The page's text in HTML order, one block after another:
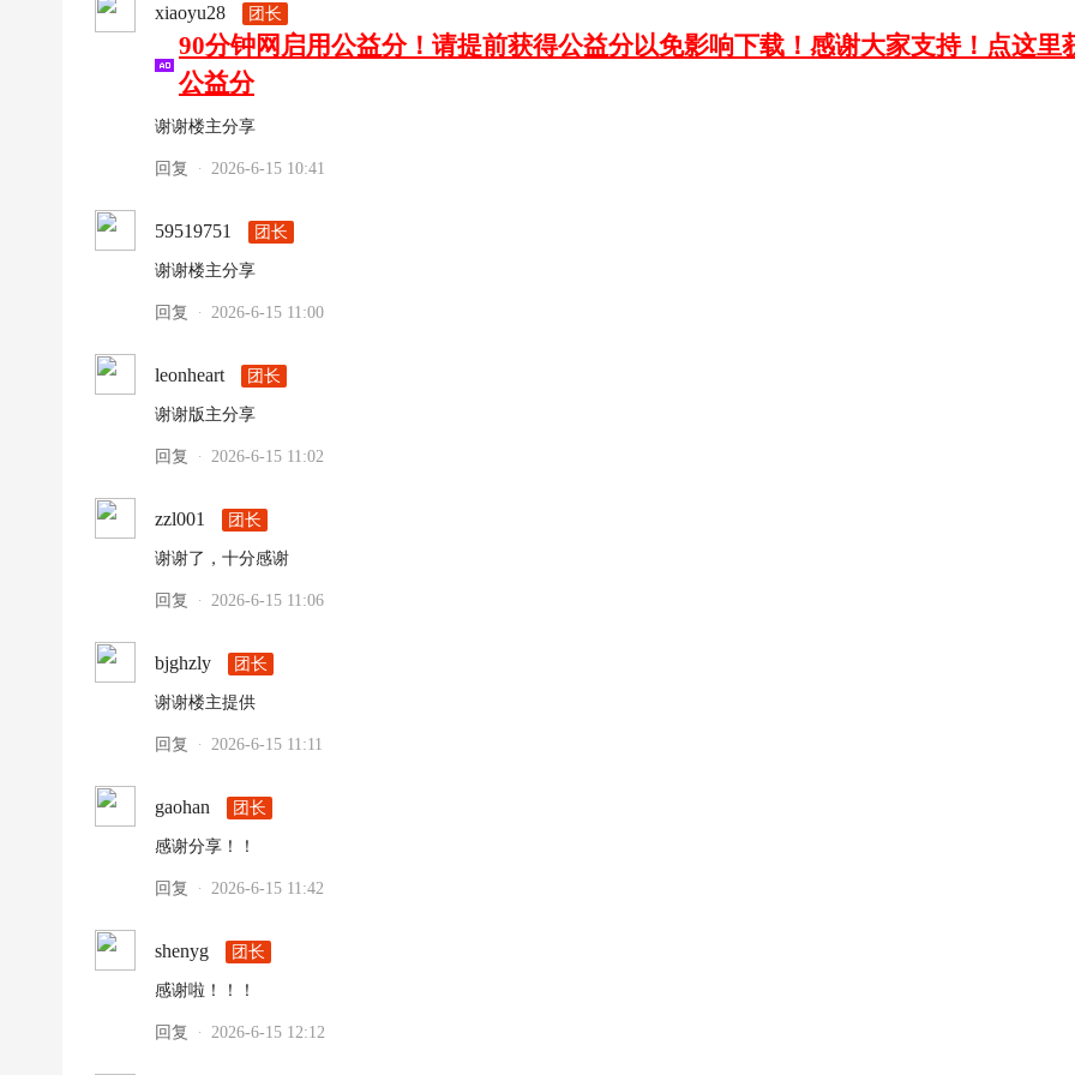
xiaoyu28 团长
90分钟网启用公益分！请提前获得公益分以免影响下载！感谢大家支持！点这里
公益分
谢谢楼主分享
回复 · 2026-6-15 10:41
59519751 团长
谢谢楼主分享
回复 · 2026-6-15 11:00
leonheart 团长
谢谢版主分享
回复 · 2026-6-15 11:02
zzl001 团长
谢谢了，十分感谢
回复 · 2026-6-15 11:06
bjghzly 团长
谢谢楼主提供
回复 · 2026-6-15 11:11
gaohan 团长
感谢分享！！
回复 · 2026-6-15 11:42
shenyg 团长
感谢啦！！！
回复 · 2026-6-15 12:12